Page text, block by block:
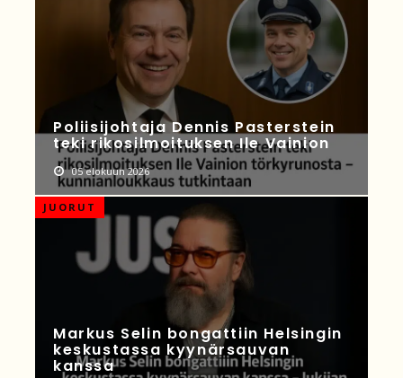
Poliisijohtaja Dennis Pasterstein
teki rikosilmoituksen Ile Vainion
05 elokuun 2026
JUORUT
Markus Selin bongattiin Helsingin
keskustassa kyynärsauvan
kanssa